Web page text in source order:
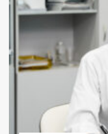
wiedzy
dla